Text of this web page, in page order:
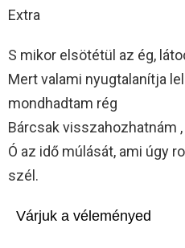
Extra
S mikor elsötétül az ég,
Mert valami nyugtalanítja
mondhadtam rég
Bárcsak visszahozhatnám
Ó az idő múlását, ami úgy
szél.
Várjuk a véleményed